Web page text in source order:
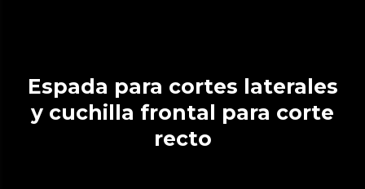
Espada para cortes laterales
y cuchilla frontal para corte
recto